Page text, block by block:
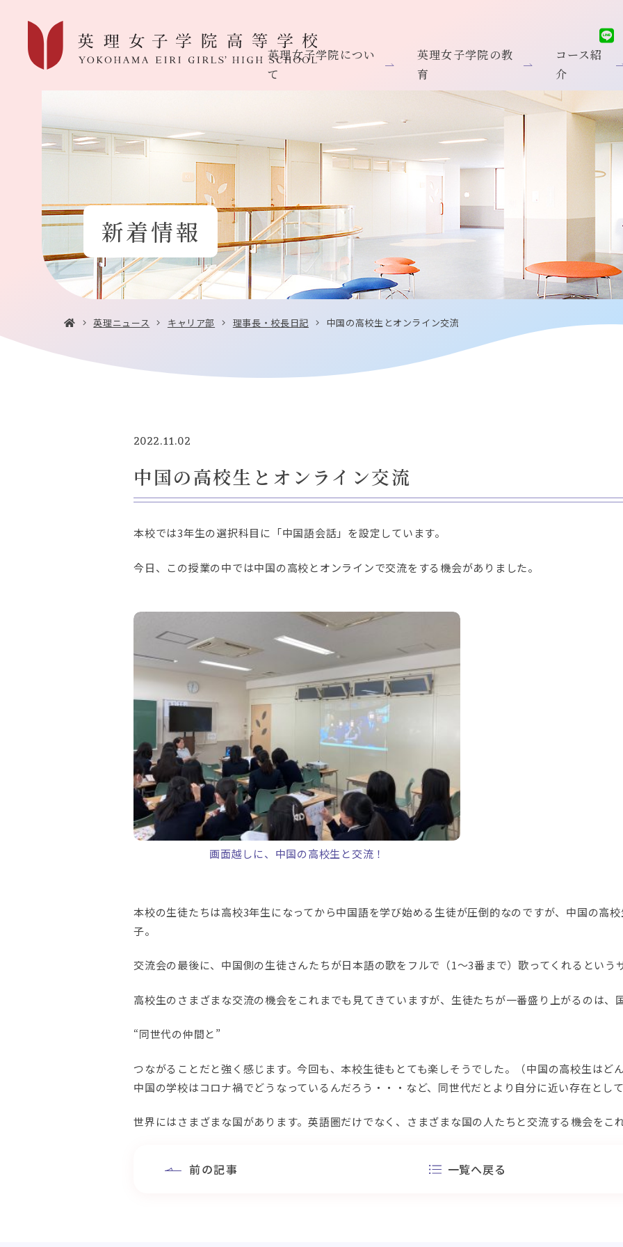
英理女子学院につい
て
英理女子学院の教
育
コース紹
介
新着情報
英理ニュース キャリア部 理事長・校長日記 中国の高校生とオンライン交流
2022.11.02
中国の高校生とオンライン交流
本校では3年生の選択科目に「中国語会話」を設定しています。
今日、この授業の中では中国の高校とオンラインで交流をする機会がありました。
画面越しに、中国の高校生と交流！
本校の生徒たちは高校3年生になってから中国語を学び始める生徒が圧倒的なのですが、中国の高
子。
交流会の最後に、中国側の生徒さんたちが日本語の歌をフルで（1～3番まで）歌ってくれるという
高校生のさまざまな交流の機会をこれまでも見てきていますが、生徒たちが一番盛り上がるのは、
“同世代の仲間と”
つながることだと強く感じます。今回も、本校生徒もとても楽しそうでした。（中国の高校生はど
中国の学校はコロナ禍でどうなっているんだろう・・・など、同世代だとより自分に近い存在とし
世界にはさまざまな国があります。英語圏だけでなく、さまざまな国の人たちと交流する機会をこ
前の記事 一覧へ戻る